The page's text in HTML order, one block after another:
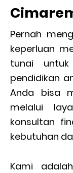
Pernah
keperluan
tunai untuk
pendidikan
Anda bisa
melalui
konsultan
kebutuhan
Kami